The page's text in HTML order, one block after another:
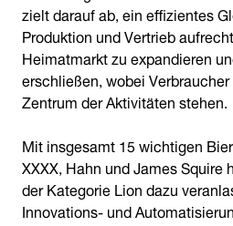
zielt darauf ab, ein effizientes
Produktion und Vertrieb
Heimatmarkt zu expandieren
erschließen, wobei
Zentrum der Aktivitäten stehen.
Mit insgesamt 15 wichtigen
XXXX, Hahn und James
der Kategorie Lion dazu
Innovations- und